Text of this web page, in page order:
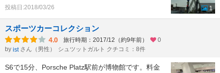
投稿日:2018/03/26
1
スポーツカーコレクション
4.0 旅行時期：2017/12（約9年前）
0
by ist さん（男性） シュツットガルト クチコミ：8件
S6で15分、Porsche Platz駅前が博物館です。料金